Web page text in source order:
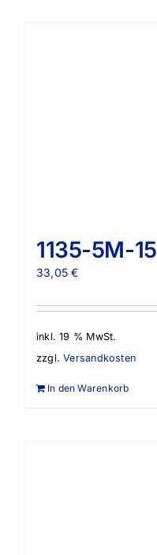
1135-5M-15
33,05€
inkl. 19 % MwSt.
zzgl.Versandkosten
In den Warenkorb